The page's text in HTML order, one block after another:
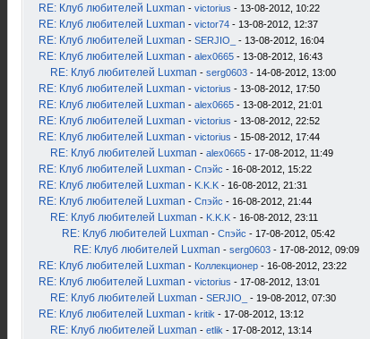
RE: Клуб любителей Luxman - victorius - 13-08-2012, 10:22
RE: Клуб любителей Luxman - victor74 - 13-08-2012, 12:37
RE: Клуб любителей Luxman - SERJIO_ - 13-08-2012, 16:04
RE: Клуб любителей Luxman - alex0665 - 13-08-2012, 16:43
RE: Клуб любителей Luxman - serg0603 - 14-08-2012, 13:00
RE: Клуб любителей Luxman - victorius - 13-08-2012, 17:50
RE: Клуб любителей Luxman - alex0665 - 13-08-2012, 21:01
RE: Клуб любителей Luxman - victorius - 13-08-2012, 22:52
RE: Клуб любителей Luxman - victorius - 15-08-2012, 17:44
RE: Клуб любителей Luxman - alex0665 - 17-08-2012, 11:49
RE: Клуб любителей Luxman - Спэйс - 16-08-2012, 15:22
RE: Клуб любителей Luxman - K.K.K - 16-08-2012, 21:31
RE: Клуб любителей Luxman - Спэйс - 16-08-2012, 21:44
RE: Клуб любителей Luxman - K.K.K - 16-08-2012, 23:11
RE: Клуб любителей Luxman - Спэйс - 17-08-2012, 05:42
RE: Клуб любителей Luxman - serg0603 - 17-08-2012, 09:09
RE: Клуб любителей Luxman - Коллекционер - 16-08-2012, 23:22
RE: Клуб любителей Luxman - victorius - 17-08-2012, 13:01
RE: Клуб любителей Luxman - SERJIO_ - 19-08-2012, 07:30
RE: Клуб любителей Luxman - kritik - 17-08-2012, 13:12
RE: Клуб любителей Luxman - etlik - 17-08-2012, 13:14